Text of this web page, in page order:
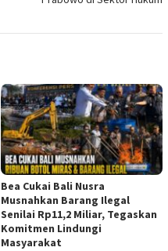
Bea Cukai Bali Nusra
Musnahkan Barang Ilegal
Senilai Rp11,2 Miliar, Tegaskan
Komitmen Lindungi
Masyarakat